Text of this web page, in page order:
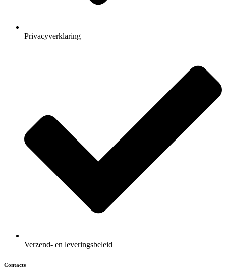
Privacyverklaring
Verzend- en leveringsbeleid
Contacts